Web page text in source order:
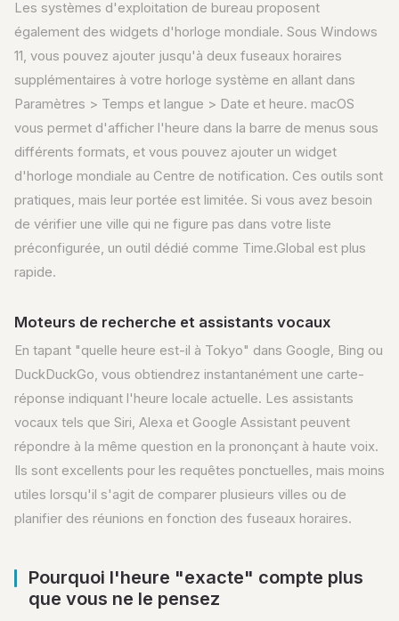
Les systèmes d'exploitation de bureau proposent
également des widgets d'horloge mondiale. Sous Windows
11, vous pouvez ajouter jusqu'à deux fuseaux horaires
supplémentaires à votre horloge système en allant dans
Paramètres > Temps et langue > Date et heure. macOS
vous permet d'afficher l'heure dans la barre de menus sous
différents formats, et vous pouvez ajouter un widget
d'horloge mondiale au Centre de notification. Ces outils sont
pratiques, mais leur portée est limitée. Si vous avez besoin
de vérifier une ville qui ne figure pas dans votre liste
préconfigurée, un outil dédié comme Time.Global est plus
rapide.
Moteurs de recherche et assistants vocaux
En tapant "quelle heure est-il à Tokyo" dans Google, Bing ou
DuckDuckGo, vous obtiendrez instantanément une carte-
réponse indiquant l'heure locale actuelle. Les assistants
vocaux tels que Siri, Alexa et Google Assistant peuvent
répondre à la même question en la prononçant à haute voix.
Ils sont excellents pour les requêtes ponctuelles, mais moins
utiles lorsqu'il s'agit de comparer plusieurs villes ou de
planifier des réunions en fonction des fuseaux horaires.
Pourquoi l'heure "exacte" compte plus
que vous ne le pensez